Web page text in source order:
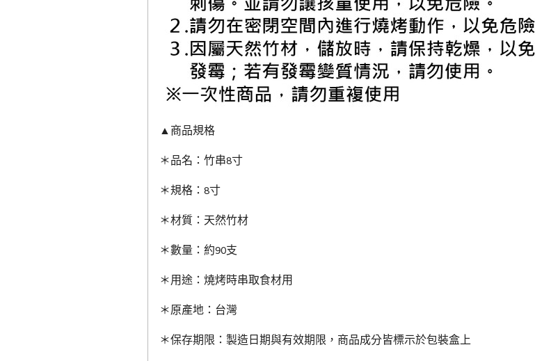
▲商品規格
＊品名：竹串8寸
＊規格：8寸
＊材質：天然竹材
＊數量：約90支
＊用途：燒烤時串取食材用
＊原產地：台灣
＊保存期限：製造日期與有效期限，商品成分皆標示於包裝盒上